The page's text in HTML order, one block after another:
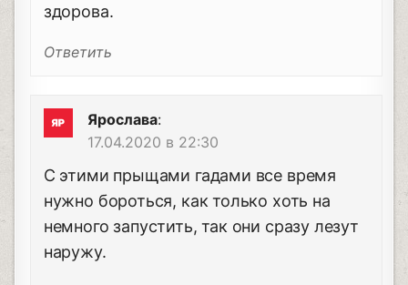
здорова.
Ответить
Ярослава:
17.04.2020 в 22:30
С этими прыщами гадами все время
нужно бороться, как только хоть на
немного запустить, так они сразу лезут
наружу.